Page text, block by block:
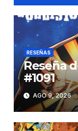
RESEÑAS
Reseña
#1091
AGO 9, 2026